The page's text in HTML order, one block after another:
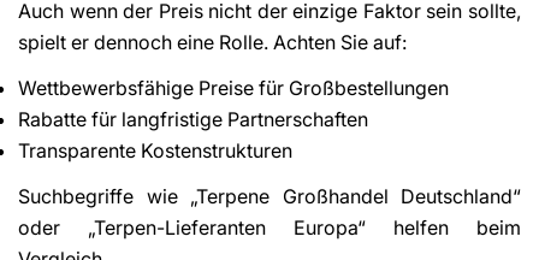
Auch wenn der Preis nicht der einzige Faktor sein sollte,
spielt er dennoch eine Rolle. Achten Sie auf:
Wettbewerbsfähige Preise für Großbestellungen
Rabatte für langfristige Partnerschaften
Transparente Kostenstrukturen
Suchbegriffe wie „Terpene Großhandel Deutschland“
oder „Terpen-Lieferanten Europa“ helfen beim